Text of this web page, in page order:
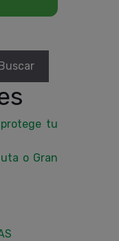
tu
o Gran